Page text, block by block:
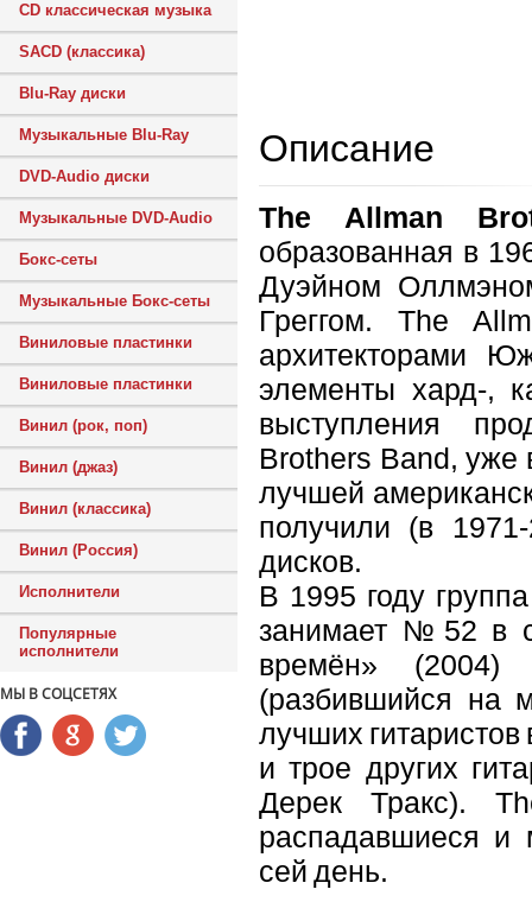
CD классическая музыка
SACD (классика)
Blu-Ray диски
Музыкальные Blu-Ray
DVD-Audio диски
Музыкальные DVD-Audio
Бокс-сеты
Музыкальные Бокс-сеты
Виниловые пластинки
Виниловые пластинки
Винил (рок, поп)
Винил (джаз)
Винил (классика)
Винил (Россия)
Исполнители
Популярные
исполнители
МЫ В СОЦСЕТЯХ
Описание
The Allman
образованная в
Дуэйном
Греггом. The
архитекторами
элементы хард-,
выступления
Brothers Band, уже
лучшей
получили (в
дисков.
В 1995 году
занимает №52 в
времён»
(разбившийся на
лучших
и трое других
Дерек Тракс).
распадавшиеся и
сей день.